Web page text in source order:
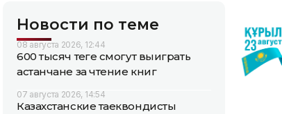
Новости по теме
08 августа 2026, 12:44
600 тысяч теңге смогут выиграть
астанчане за чтение книг
07 августа 2026, 14:54
Казахстанские таеквондисты